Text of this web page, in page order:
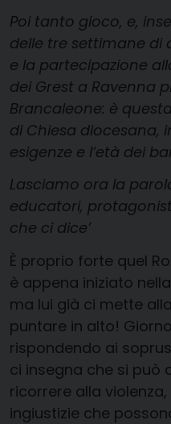
Poi tanto gioco, e,
delle tre settimane di
e la partecipazione
dei Grest a Ravenna
Brancaleone: è
di Chiesa diocesana,
esigenze e l’età dei
Lasciamo ora la
educatori,
che ci dice’
È proprio forte quel
è appena iniziato
ma lui già ci mette
puntare in alto!
rispondendo ai
ci insegna che si può
ricorrere alla
ingiustizie che